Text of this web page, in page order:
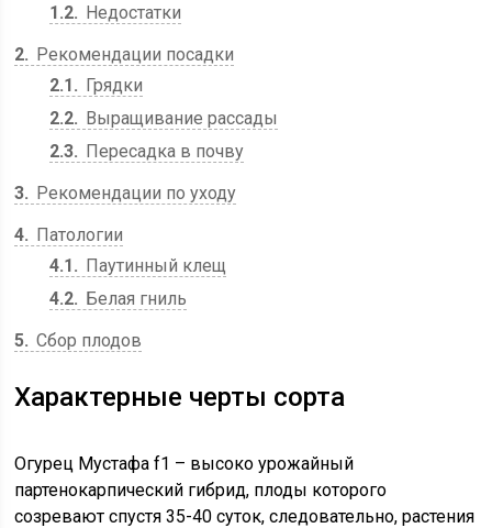
1.2
Недостатки
2
Рекомендации посадки
2.1
Грядки
2.2
Выращивание рассады
2.3
Пересадка в почву
3
Рекомендации по уходу
4
Патологии
4.1
Паутинный клещ
4.2
Белая гниль
5 Сбор плодов
Характерные черты сорта
Огурец Мустафа f1 – высоко урожайный
партенокарпический гибрид, плоды которого
созревают спустя 35-40 суток, следовательно, растения